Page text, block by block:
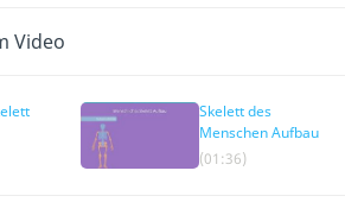
Video
Skelett des
Menschen Aufbau
(01:36)